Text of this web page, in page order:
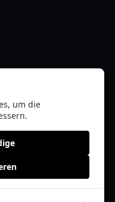
| * =Affiliate-Links /
um die